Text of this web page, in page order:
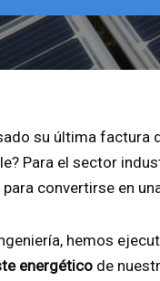
su última factura
Para el sector
convertirse en
hemos
energéticode